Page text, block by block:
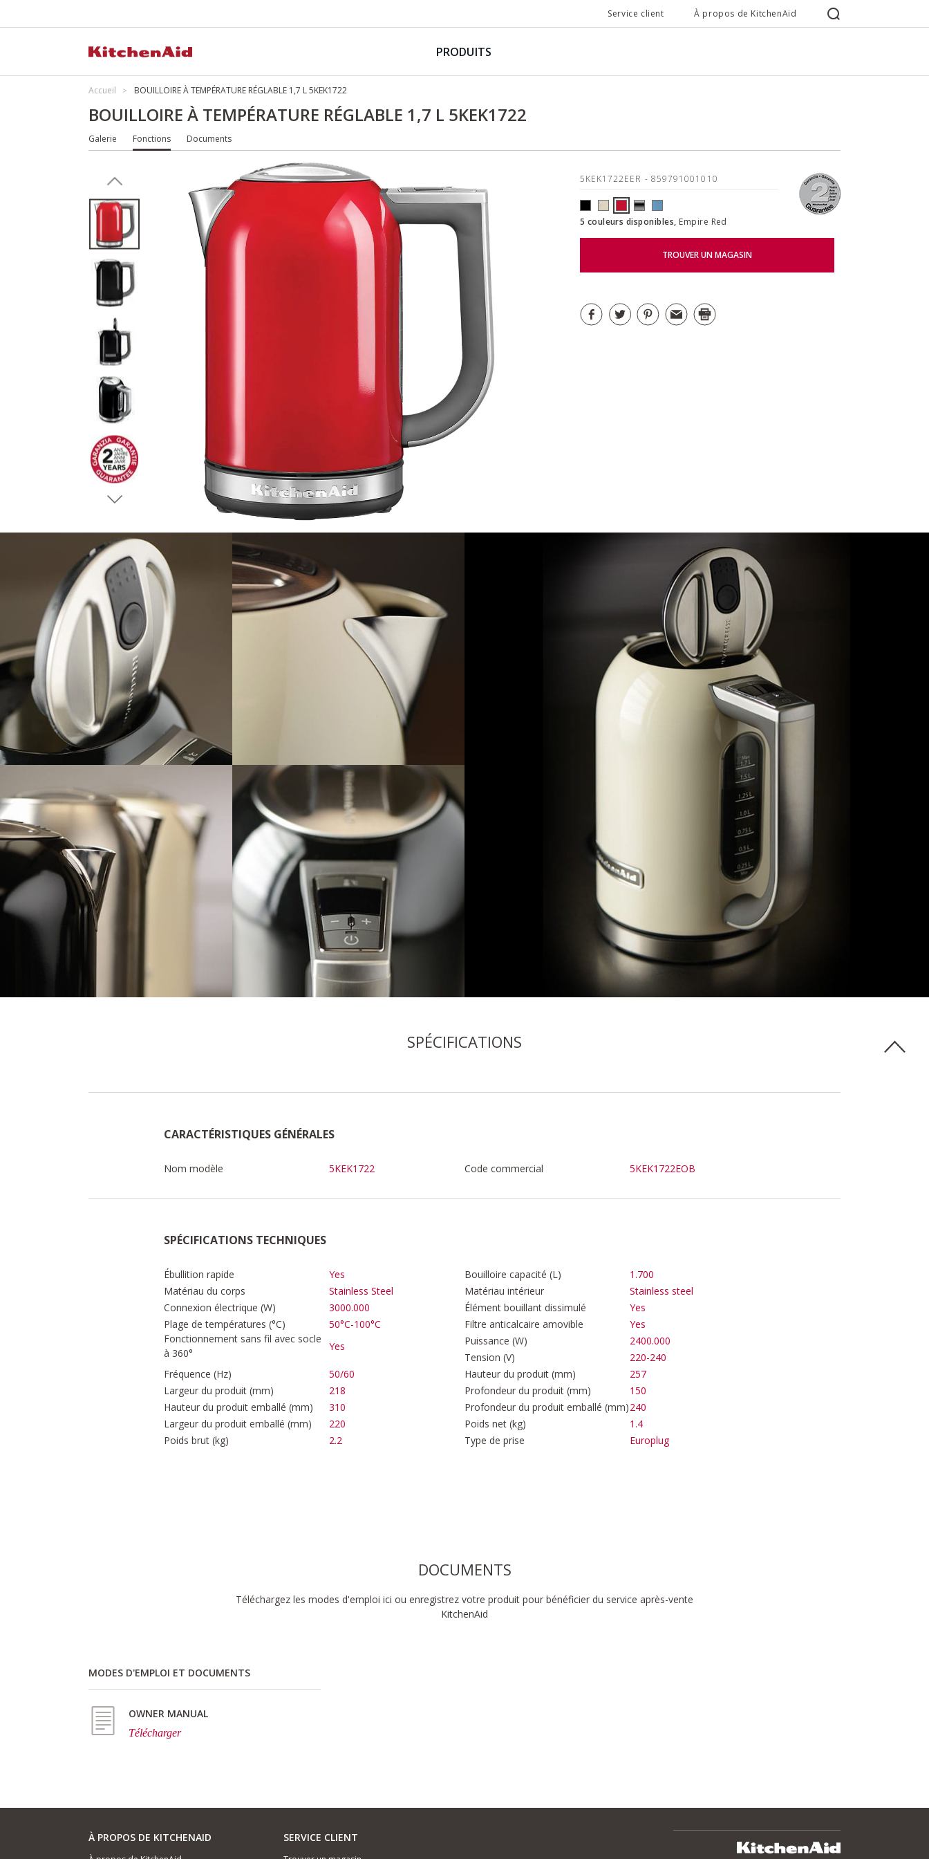
Service client À propos de KitchenAid
PRODUITS
Accueil BOUILLOIRE À TEMPÉRATURE RÉGLABLE 1,7 L 5KEK1722
BOUILLOIRE À TEMPÉRATURE RÉGLABLE 1,7 L 5KEK1722
Galerie Fonctions Documents
5KEK1722EER - 859791001010
5 couleurs disponibles, Empire Red
TROUVER UN MAGASIN
SPÉCIFICATIONS
CARACTÉRISTIQUES GÉNÉRALES
Nom modèle 5KEK1722 Code commercial 5KEK1722EOB
SPÉCIFICATIONS TECHNIQUES
Ébullition rapide Yes Bouilloire capacité (L)
1.700
Matériau du corps
Stainless Steel Matériau intérieur
Stainless steel
Connexion électrique (W)
3000.000 Élément bouillant dissimulé
Yes
Plage de températures (°C)
50°C-100°C Filtre anticalcaire amovible
Yes
Fonctionnement sans fil avec socle
à 360°
Yes Puissance (W)
2400.000
Tension (V)
220-240
Fréquence (Hz)
50/60 Hauteur du produit (mm)
257
Largeur du produit (mm)
218 Profondeur du produit (mm)
150
Hauteur du produit emballé (mm)
310 Profondeur du produit emballé (mm)240
Largeur du produit emballé (mm)
220 Poids net (kg)
1.4
Poids brut (kg)
2.2 Type de prise Europlug
DOCUMENTS
Téléchargez les modes d'emploi ici ou enregistrez votre produit pour bénéficier du service après-vente
KitchenAid
MODES D'EMPLOI ET DOCUMENTS
OWNER MANUAL
Télécharger
À PROPOS DE KITCHENAID SERVICE CLIENT